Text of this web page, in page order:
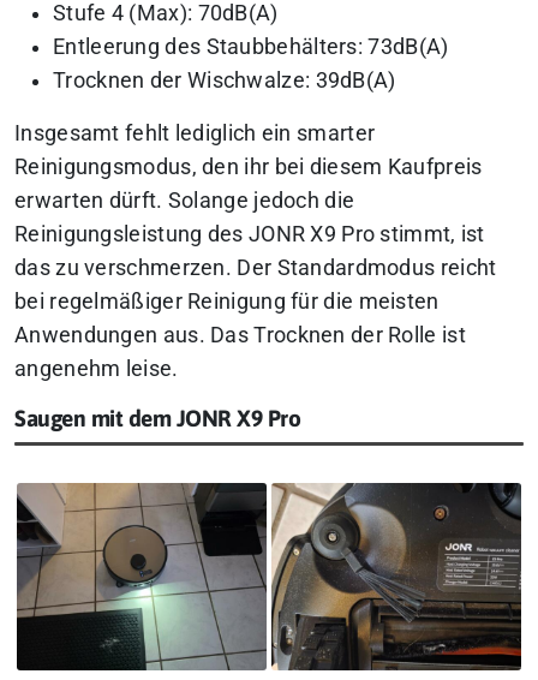
Stufe 4 (Max): 70dB(A)
Entleerung des Staubbehälters: 73dB(A)
Trocknen der Wischwalze: 39dB(A)
Insgesamt fehlt lediglich ein smarter
Reinigungsmodus, den ihr bei diesem Kaufpreis
erwarten dürft. Solange jedoch die
Reinigungsleistung des JONR X9 Pro stimmt, ist
das zu verschmerzen. Der Standardmodus reicht
bei regelmäßiger Reinigung für die meisten
Anwendungen aus. Das Trocknen der Rolle ist
angenehm leise.
Saugen mit dem JONR X9 Pro